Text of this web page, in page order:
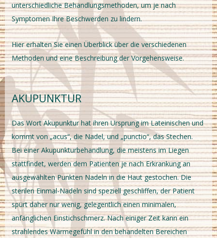
unterschiedliche Behandlungsmethoden, um je nach
Symptomen Ihre Beschwerden zu lindern.
Hier erhalten Sie einen Überblick über die verschiedenen
Methoden und eine Beschreibung der Vorgehensweise.
AKUPUNKTUR
Das Wort Akupunktur hat ihren Ursprung im Lateinischen und
kommt von „acus“, die Nadel, und „punctio“, das Stechen.
Bei einer Akupunkturbehandlung, die meistens im Liegen
stattfindet, werden dem Patienten je nach Erkrankung an
ausgewählten Punkten Nadeln in die Haut gestochen. Die
sterilen Einmal-Nadeln sind speziell geschliffen, der Patient
spürt daher nur wenig, gelegentlich einen minimalen,
anfänglichen Einstichschmerz. Nach einiger Zeit kann ein
strahlendes Wärmegefühl in den behandelten Bereichen